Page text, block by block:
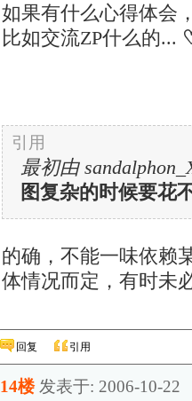
如果有什么心得体会
比如交流ZP什么的...
引用
最初由
图复杂的时候要花
的确，不能一味依赖
体情况而定，有时未
回复 引用
14楼 发表于: 2006-10-22